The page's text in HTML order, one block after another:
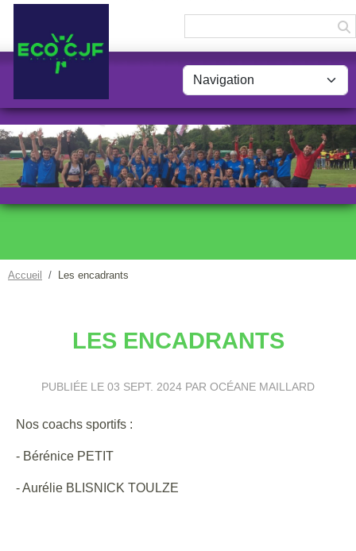
Accueil Les encadrants
LES ENCADRANTS
PUBLIÉE LE 03 SEPT. 2024 PAR OCÉANE MAILLARD
Nos coachs sportifs :
- Bérénice PETIT
- Aurélie BLISNICK TOULZE